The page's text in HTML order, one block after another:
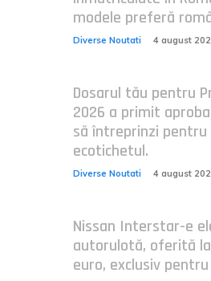
modele preferă
Diverse Noutati 4 august
Dosarul tău pentru
2026 a primit
să întreprinzi pentru
ecotichetul.
Diverse Noutati 4 august
Nissan Interstar-e
autorulotă, oferită
euro, exclusiv